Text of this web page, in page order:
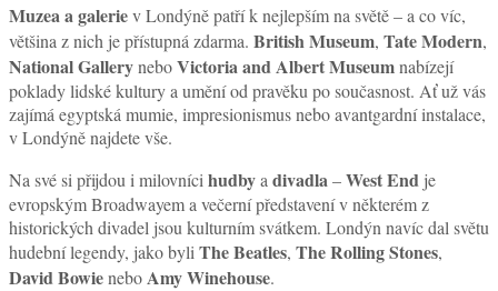
Muzea a galeriev Londýně patří k nejlepším na světě – a co víc,
většina z nich je přístupná zdarma. British Museum, Tate Modern,
National GalleryneboVictoria and Albert Museumnabízejí
poklady lidské kultury a umění od pravěku po současnost. Ať už vás
zajímá egyptská mumie, impresionismus nebo avantgardní instalace,
v Londýně najdete vše.
Na své si přijdou i milovníci hudbya divadla –West End je
evropským Broadwayem a večerní představení v některém z
historických divadel jsou kulturním svátkem. Londýn navíc dal světu
hudební legendy, jako byli The Beatles, The Rolling Stones,
David Bowienebo Amy Winehouse.